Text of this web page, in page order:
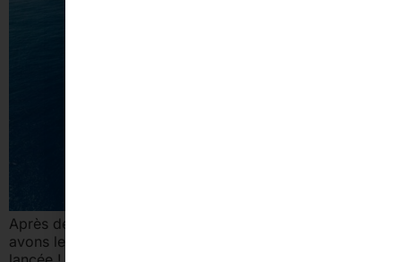
Après de longues semaines confinées à la maison, nous
avons le plaisir de vous informer que la saison 2020 est